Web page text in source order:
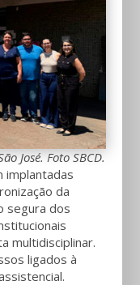
José. Foto SBCD.
implantadas
da
segura dos
multidisciplinar.
ligados à